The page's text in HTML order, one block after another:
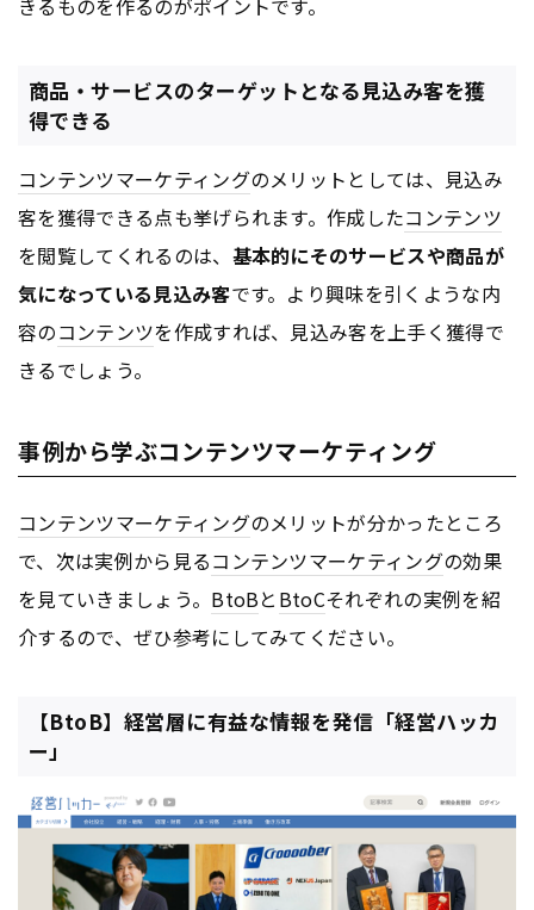
きるものを作るのがポイントです。
商品・サービスのターゲットとなる見込み客を獲
得できる
コンテンツマーケティングのメリットとしては、見込み
客を獲得できる点も挙げられます。作成したコンテンツ
を閲覧してくれるのは、 基本的にそのサービスや商品が
気になっている見込み客です。より興味を引くような内
容のコンテンツを作成すれば、見込み客を上手く獲得で
きるでしょう。
事例から学ぶコンテンツマーケティング
コンテンツマーケティングのメリットが分かったところ
で、次は実例から見るコンテンツマーケティングの効果
を見ていきましょう。 BtoBと BtoCそれぞれの実例を紹
介するので、ぜひ参考にしてみてください。
【BtoB】経営層に有益な情報を発信「経営ハッカ
ー」